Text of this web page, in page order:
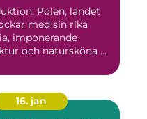
Polen, landet
med sin rika
imponerande
och natursköna ...
16. jan